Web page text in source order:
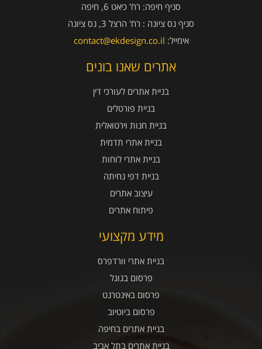
סניף חיפה: רח' כיאט 6, חיפה
סניף נס ציונה : רח' הרצל 3, נס ציונה
אימייל: contact@ekdesign.co.il
אתרים שאנו בונים
בניית אתרים לעורכי דין
בניית פורטלים
בניית חנות וירטואלית
בניית אתרי תדמית
בניית אתרי לוחות
בניית דפי נחיתה
עיצוב אתרים
פיתוח אתרים
מידע מקצועי
בניית אתרי וורדפרס
פרסום בגוגל
פרסום באינטרנט
פרסום ביוטיוב
בניית אתרים בחיפה
בניית אתרים בתל אביב